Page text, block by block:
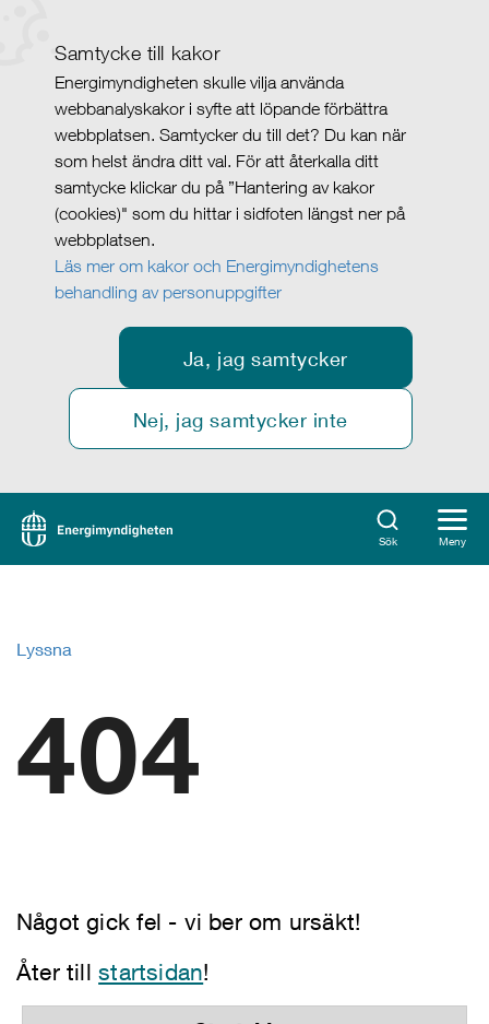
Samtycke till kakor
Energimyndigheten skulle vilja använda
webbanalyskakor i syfte att löpande förbättra
webbplatsen. Samtycker du till det? Du kan när
som helst ändra ditt val. För att återkalla ditt
samtycke klickar du på ”Hantering av kakor
(cookies)" som du hittar i sidfoten längst ner på
webbplatsen.
Läs mer om kakor och Energimyndighetens
behandling av personuppgifter
Ja, jag samtycker
Nej, jag samtycker inte
Sök Meny
Lyssna
404
Något gick fel - vi ber om ursäkt!
Åter tillstartsidan!